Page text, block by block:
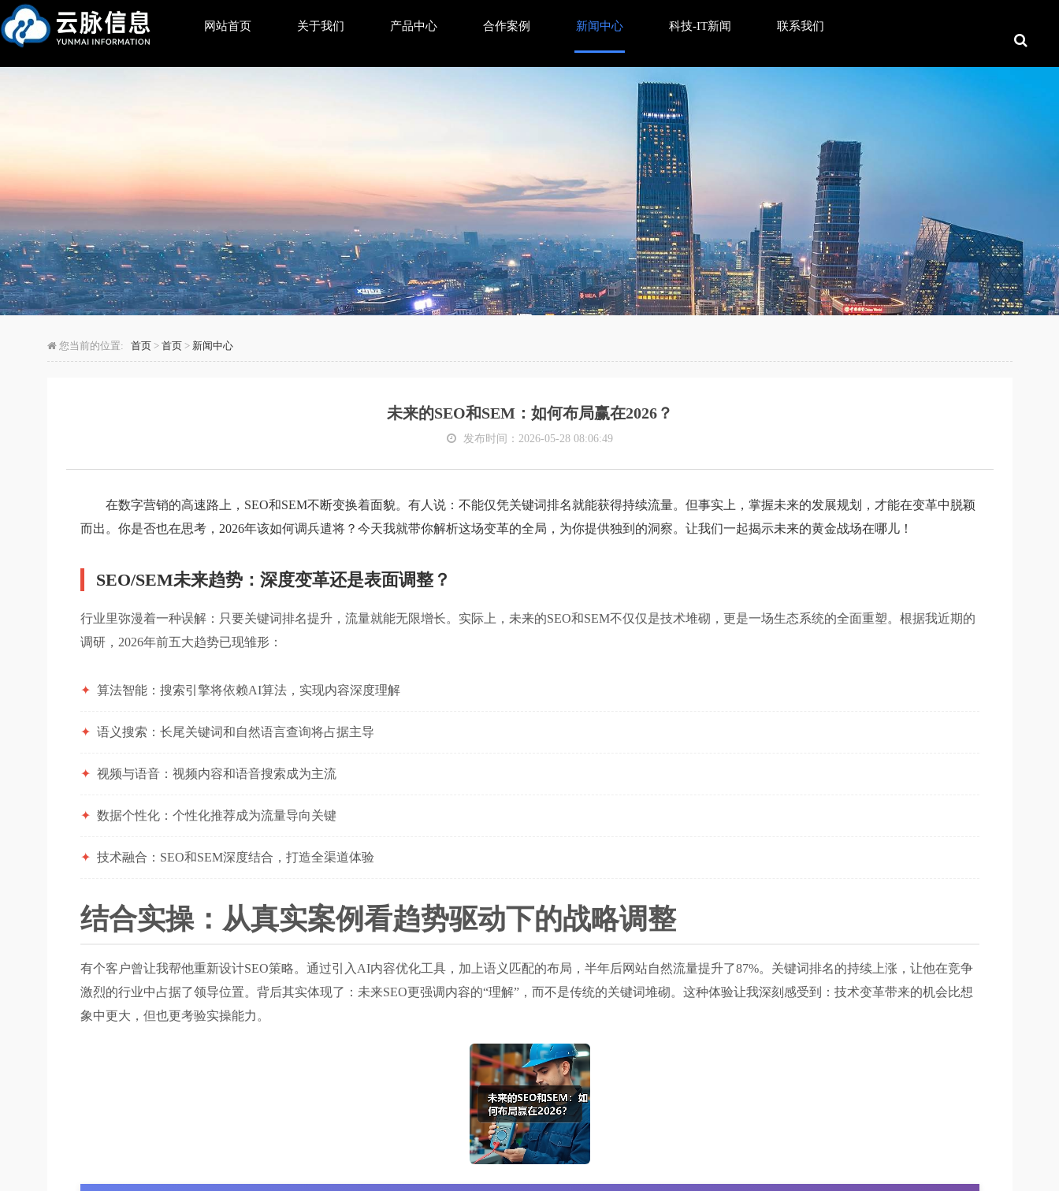
未来的SEO和SEM：如何布局赢在2026？
网站首页 关于我们 产品中心 合作案例 新闻中心 科技-IT新闻 联系我们
您当前的位置: 首页 > 首页 > 新闻中心
未来的SEO和SEM：如何布局赢在2026？
发布时间：2026-05-28 08:06:49
在数字营销的高速路上，SEO和SEM不断变换着面貌。有人说：不能仅凭关键词排名就能获得持续流量。但事实上，掌握未来的发展规划，才能在变革中脱颖
而出。你是否也在思考，2026年该如何调兵遣将？今天我就带你解析这场变革的全局，为你提供独到的洞察。让我们一起揭示未来的黄金战场在哪儿！
SEO/SEM未来趋势：深度变革还是表面调整？
行业里弥漫着一种误解：只要关键词排名提升，流量就能无限增长。实际上，未来的SEO和SEM不仅仅是技术堆砌，更是一场生态系统的全面重塑。根据我近期的
调研，2026年前五大趋势已现雏形：
✦ 算法智能：搜索引擎将依赖AI算法，实现内容深度理解
✦ 语义搜索：长尾关键词和自然语言查询将占据主导
✦ 视频与语音：视频内容和语音搜索成为主流
✦ 数据个性化：个性化推荐成为流量导向关键
✦ 技术融合：SEO和SEM深度结合，打造全渠道体验
结合实操：从真实案例看趋势驱动下的战略调整
有个客户曾让我帮他重新设计SEO策略。通过引入AI内容优化工具，加上语义匹配的布局，半年后网站自然流量提升了87%。关键词排名的持续上涨，让他在竞争
激烈的行业中占据了领导位置。背后其实体现了：未来SEO更强调内容的“理解”，而不是传统的关键词堆砌。这种体验让我深刻感受到：技术变革带来的机会比想
象中更大，但也更考验实操能力。